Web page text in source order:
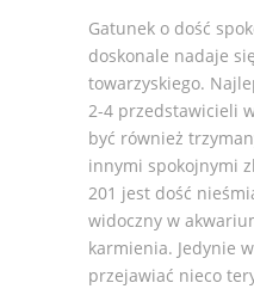
Gatunek o dość
doskonale nadaje
towarzyskiego.
2-4 przedstawicieli
być również
innymi spokojnymi
201 jest dość
widoczny w
karmienia. Jedynie
przejawiać nieco